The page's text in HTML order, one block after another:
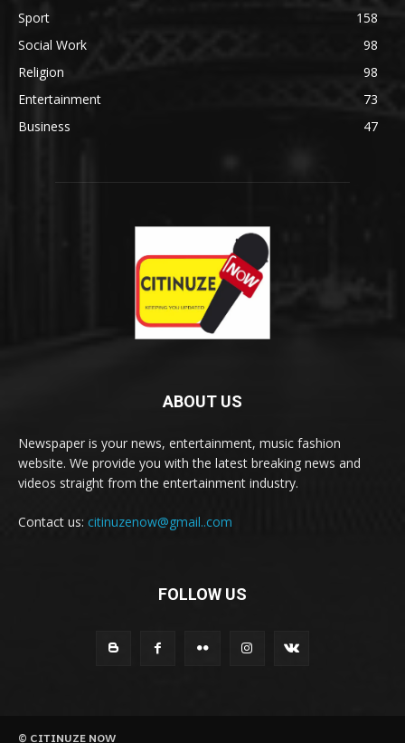
Sport
158
Social Work
98
Religion
98
Entertainment
73
Business
47
ABOUT US
Newspaper is your news, entertainment, music fashion
website. We provide you with the latest breaking news and
videos straight from the entertainment industry.
Contact us: citinuzenow@gmail..com
FOLLOW US
© CITINUZE NOW